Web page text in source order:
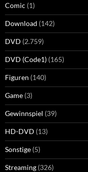
Comic (1)
Download (142)
DVD (2.759)
DVD (Code1) (165)
Figuren (140)
Game (3)
Gewinnspiel (39)
HD-DVD (13)
Sonstige (5)
Streaming (326)